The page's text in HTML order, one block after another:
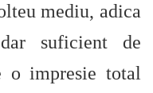
mediu, adica
suficient de
o impresie total